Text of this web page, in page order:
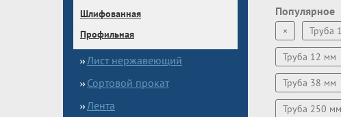
Шлифованная
Профильная
Лист нержавеющий
Сортовой прокат
Лента
Популярное
× Труба
Труба 12 мм
Труба 38 мм
Труба 250 мм